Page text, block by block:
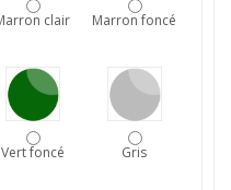
clair Marron foncé
Vert foncé Gris